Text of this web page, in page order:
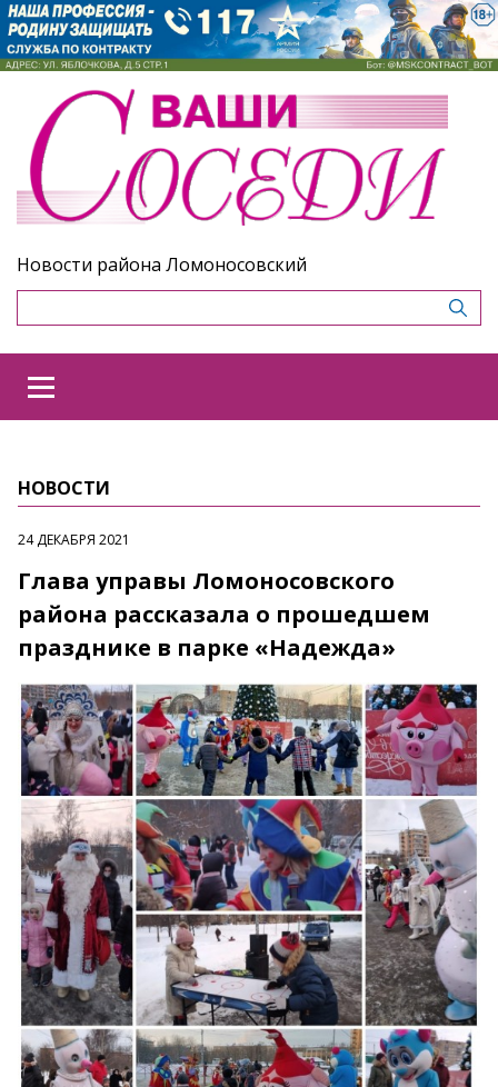
Новости района Ломоносовский
НОВОСТИ
24 ДЕКАБРЯ 2021
Глава управы Ломоносовского
района рассказала о прошедшем
празднике в парке «Надежда»